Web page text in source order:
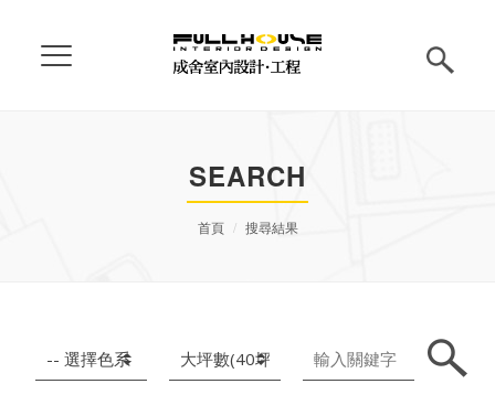
SEARCH
首頁 搜尋結果